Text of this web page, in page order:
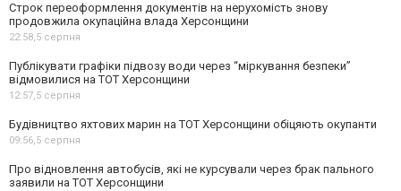
Строк переоформлення документів на нерухомість знову
продовжила окупаційна влада Херсонщини
22:58,5 серпня
Публікувати графіки підвозу води через “міркування безпеки”
відмовилися на ТОТ Херсонщини
12:57,5 серпня
Будівництво яхтових марин на ТОТ Херсонщини обіцяють окупанти
09:56,5 серпня
Про відновлення автобусів, які не курсували через брак пального
заявили на ТОТ Херсонщини